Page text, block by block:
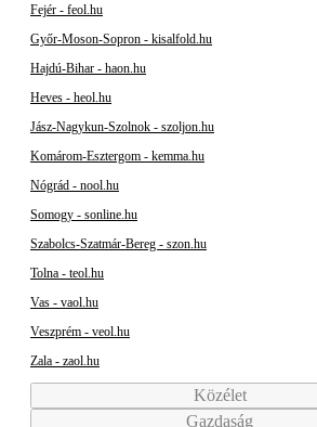
Fejér - feol.hu
Győr-Moson-Sopron - kisalfold.hu
Hajdú-Bihar - haon.hu
Heves - heol.hu
Jász-Nagykun-Szolnok - szoljon.hu
Komárom-Esztergom - kemma.hu
Nógrád - nool.hu
Somogy - sonline.hu
Szabolcs-Szatmár-Bereg - szon.hu
Tolna - teol.hu
Vas - vaol.hu
Veszprém - veol.hu
Zala - zaol.hu
Közélet
Gazdaság